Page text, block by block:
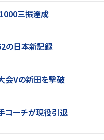
1000三振達成
の日本新記録
会Vの新田を撃破
コーチが現役引退